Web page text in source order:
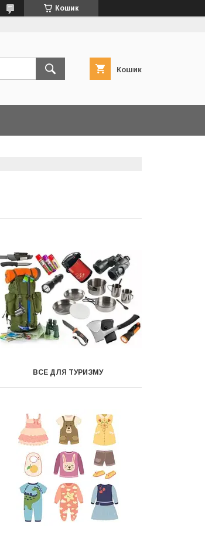
Кошик
Кошик
ВСЕ ДЛЯ ТУРИЗМУ